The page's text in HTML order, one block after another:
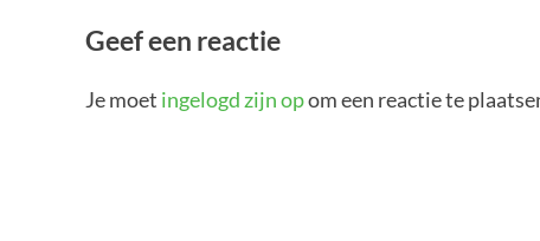
Geef een reactie
Je moet ingelogd zijn opom een reactie te